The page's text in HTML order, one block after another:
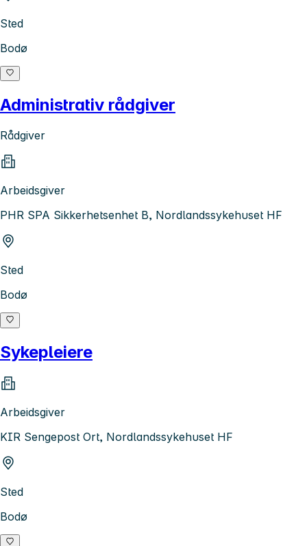
Sted
Bodø
Administrativ rådgiver
Rådgiver
Arbeidsgiver
PHR SPA Sikkerhetsenhet B, Nordlandssykehuset HF
Sted
Bodø
Sykepleiere
Arbeidsgiver
KIR Sengepost Ort, Nordlandssykehuset HF
Sted
Bodø